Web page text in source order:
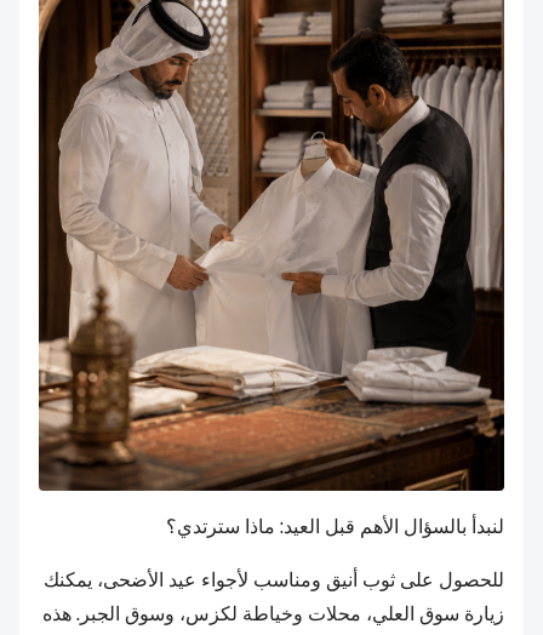
لنبدأ بالسؤال الأهم قبل العيد: ماذا سترتدي؟
للحصول على ثوب أنيق ومناسب لأجواء عيد الأضحى، يمكنك
زيارة سوق العلي، محلات وخياطة لكزس، وسوق الجبر. هذه